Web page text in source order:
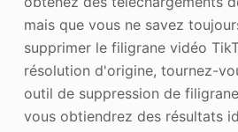
mais que vous ne savez
supprimer le filigrane vidéo
résolution d'origine, tournez-
outil de suppression de
vous obtiendrez des résultats